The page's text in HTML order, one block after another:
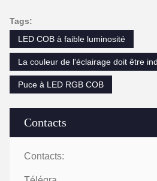
Contacts
Contacts:
Tags:
LED COB à faible luminosité
La couleur de l'éclairage doit être
Puce à LED RGB COB